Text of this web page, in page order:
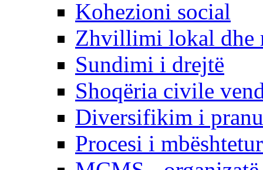
Kohezioni social
Zhvillimi lokal dhe
Sundimi i drejtë
Shoqëria civile
Diversifikim i
Procesi i